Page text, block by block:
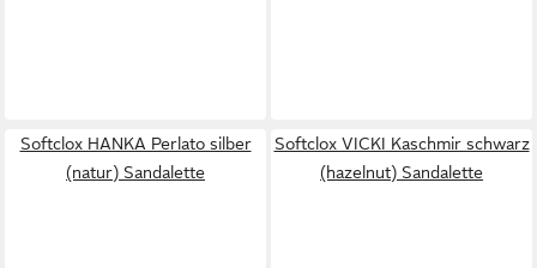
Softclox HANKA Perlato silber
(natur) Sandalette
Softclox VICKI Kaschmir schwarz
(hazelnut) Sandalette